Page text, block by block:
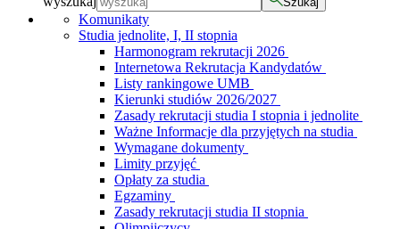
Komunikaty
Studia jednolite, I, II stopnia
Harmonogram rekrutacji 2026
Internetowa Rekrutacja Kandydatów
Listy rankingowe UMB
Kierunki studiów 2026/2027
Zasady rekrutacji studia I stopnia i jednolite
Ważne Informacje dla przyjętych na studia
Wymagane dokumenty
Limity przyjęć
Opłaty za studia
Egzaminy
Zasady rekrutacji studia II stopnia